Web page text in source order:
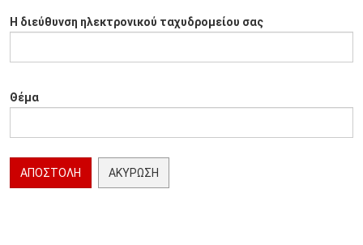
Η διεύθυνση ηλεκτρονικού ταχυδρομείου σας
Θέμα
ΑΠΟΣΤΟΛΉ ΑΚΎΡΩΣΗ